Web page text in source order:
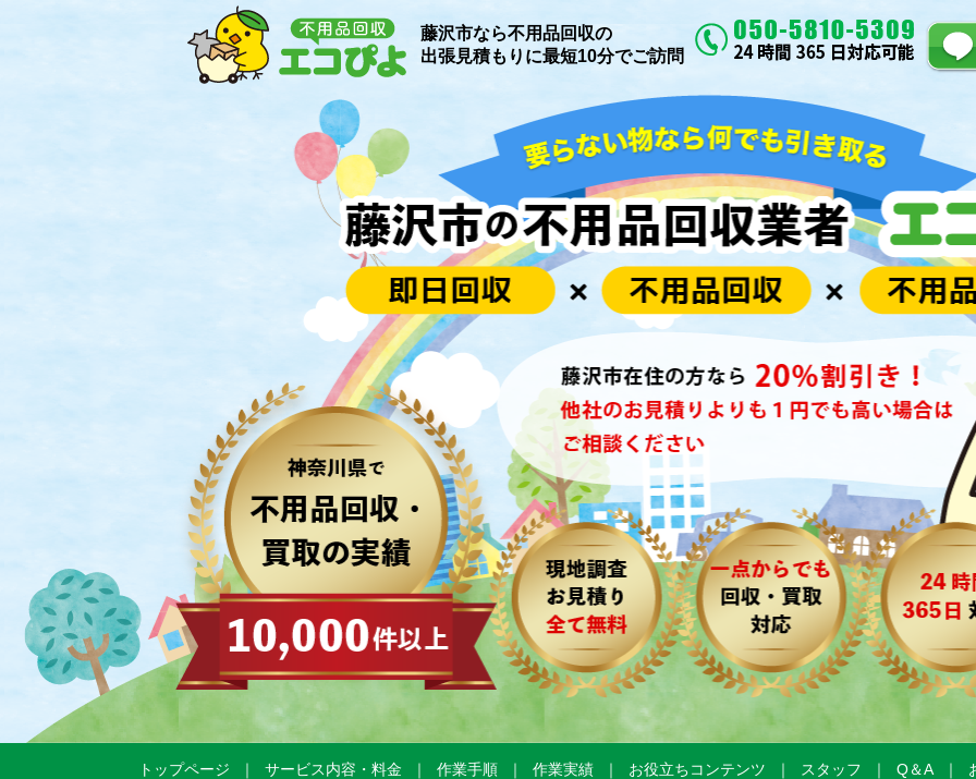
藤沢市なら不用品回収の
出張見積もりに最短10分でご訪問
トップページ サービス内容・料金 作業手順 作業実績 お役立ちコンテンツ スタッフ Q＆A